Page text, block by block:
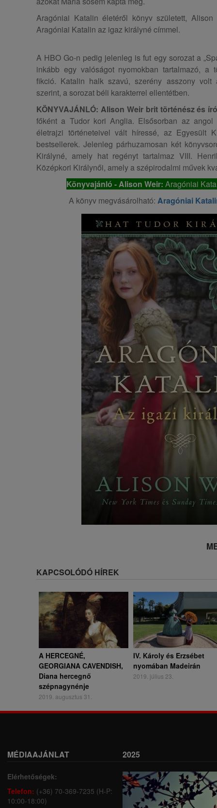
Aragóniai Katalin életéről könyv született,
Aragóniai Katalin az igaz királyné címmel.
A HBO Go-n pedig jelenleg is fut egy sorozat a
inkább egy valóságot nyomokban tartalmazó, a
fikció. Katalin halk szavú, szerény asszony volt
szerint, a sorozat béli karakterrel ellentétben.
KÖNYVAJÁNLÓ: Alison Weir brit történész és
főként a Tudor kori Anglia. Elsősorban az
életrajzi történeteivel vált híressé, az Egyesült
bestsellerek. Jelenleg párhuzamosan két
Királyné, amely hat regényt tartalmaz VIII.
Középkori Királynői, amely a szépirodalmi művek
Könyvajánló - Alison Weir: Aragóniai
A könyv megvásárolható: Aragóniai
KAPCSOLÓDÓ HÍREK
A HERCEGNÉ,
GEORGIANA CAVENDISH,
Diana hercegnő
szépnagynénje
2019. augusztus 31.
IV. Károly és Erzsébet
nyomában Madeirán
2019. július 23.
MÉDIAAJÁNLAT
Elérhetőségek:
Telefon: (+36) 70-369-7235 (H-P:
10:00-18:00)
2025